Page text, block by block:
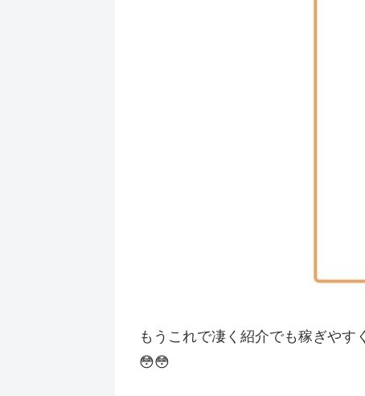
もうこれで凄く紹介でも稼ぎやす
😳😳